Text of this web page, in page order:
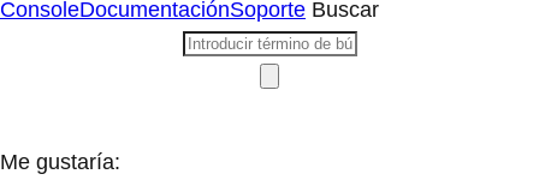
ConsoleDocumentaciónSoporte Buscar
Me gustaría: